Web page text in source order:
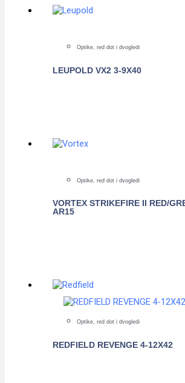
Optike, red dot i dvogledi
LEUPOLD VX2 3-9X40
Optike, red dot i dvogledi
VORTEX STRIKEFIRE II RED/
AR15
Optike, red dot i dvogledi
REDFIELD REVENGE 4-12X42